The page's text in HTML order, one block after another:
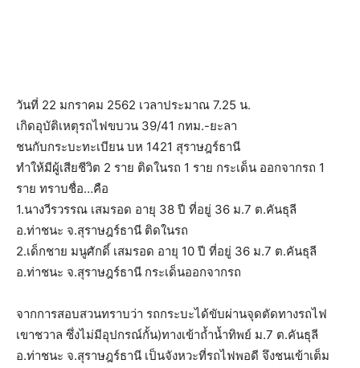
วันที่ 22 มกราคม 2562 เวลาประมาณ 7.25 น.
เกิดอุบัติเหตุรถไฟขบวน 39/41 กทม.-ยะลา
ชนกับกระบะทะเบียน บห 1421 สุราษฎร์ธานี
ทำให้มีผู้เสียชีวิต 2 ราย ติดในรถ 1 ราย กระเด็น ออกจากรถ 1
ราย ทราบชื่อ…คือ
1.นางวีรวรรณ เสมรอด อายุ 38 ปี ที่อยู่ 36 ม.7 ต.คันธุลี
อ.ท่าชนะ จ.สุราษฎร์ธานี ติดในรถ
2.เด็กชาย มนูศักดิ์ เสมรอด อายุ 10 ปี ที่อยู่ 36 ม.7 ต.คันธุลี
อ.ท่าชนะ จ.สุราษฎร์ธานี กระเด็นออกจากรถ
จากการสอบสวนทราบว่า รถกระบะได้ขับผ่านจุดตัดทางรถไฟ
เขาชวาล ซึ่งไม่มีอุปกรณ์กั้น)ทางเข้าถ้ำน้ำทิพย์ ม.7 ต.คันธุลี
อ.ท่าชนะ จ.สุราษฎร์ธานี เป็นจังหวะที่รถไฟพอดี จึงชนเข้าเต็ม